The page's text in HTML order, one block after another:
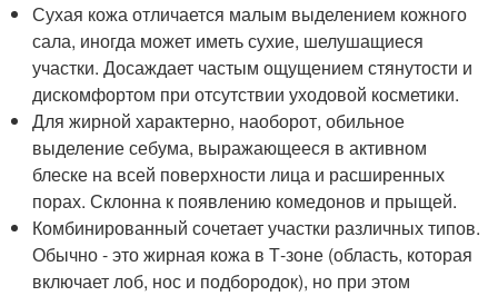
Сухая кожа отличается малым выделением кожного
сала, иногда может иметь сухие, шелушащиеся
участки. Досаждает частым ощущением стянутости и
дискомфортом при отсутствии уходовой косметики.
Для жирной характерно, наоборот, обильное
выделение себума, выражающееся в активном
блеске на всей поверхности лица и расширенных
порах. Склонна к появлению комедонов и прыщей.
Комбинированный сочетает участки различных типов.
Обычно - это жирная кожа в Т-зоне (область, которая
включает лоб, нос и подбородок), но при этом